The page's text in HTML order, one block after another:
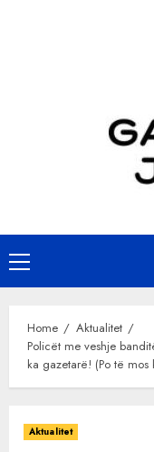
Primary
Menu
Home
Aktualitet
Policët me veshje
ka gazetarë! (Po të
Aktualitet